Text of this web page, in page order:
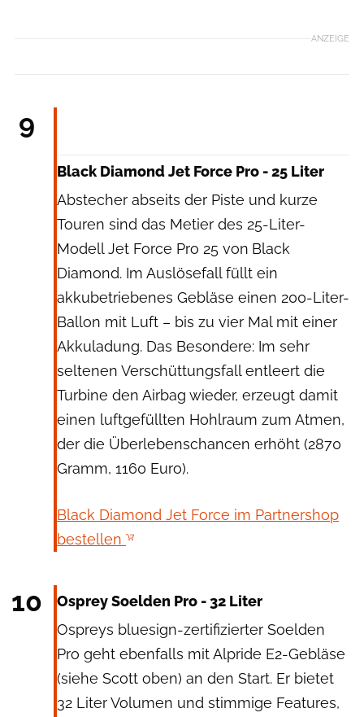
ANZEIGE
9
Black Diamond Jet Force Pro - 25 Liter
Abstecher abseits der Piste und kurze
Touren sind das Metier des 25-Liter-
Modell Jet Force Pro 25 von Black
Diamond. Im Auslösefall füllt ein
akkubetriebenes Gebläse einen 200-Liter-
Ballon mit Luft – bis zu vier Mal mit einer
Akkuladung. Das Besondere: Im sehr
seltenen Verschüttungsfall entleert die
Turbine den Airbag wieder, erzeugt damit
einen luftgefüllten Hohlraum zum Atmen,
der die Überlebenschancen erhöht (2870
Gramm, 1160 Euro).
Black Diamond Jet Force im Partnershop
bestellen
10
Osprey Soelden Pro - 32 Liter
Ospreys bluesign-zertifizierter Soelden
Pro geht ebenfalls mit Alpride E2-Gebläse
(siehe Scott oben) an den Start. Er bietet
32 Liter Volumen und stimmige Features,